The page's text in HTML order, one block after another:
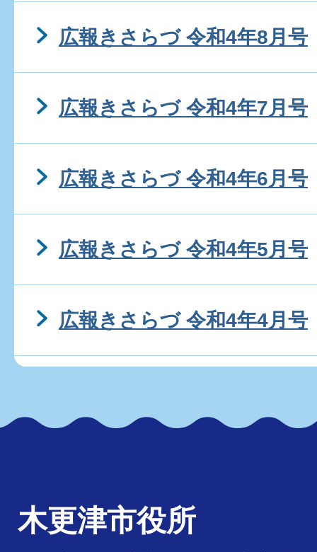
広報きさらづ 令和4年8月号
広報きさらづ 令和4年7月号
広報きさらづ 令和4年6月号
広報きさらづ 令和4年5月号
広報きさらづ 令和4年4月号
木更津市役所